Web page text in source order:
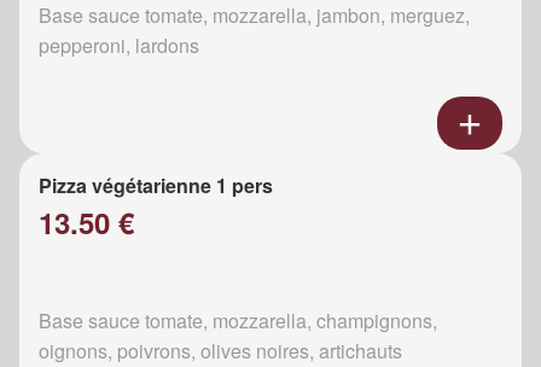
Base sauce tomate, mozzarella, jambon, merguez,
pepperoni, lardons
Pizza végétarienne 1 pers
13.50 €
Base sauce tomate, mozzarella, champignons,
oignons, poivrons, olives noires, artichauts